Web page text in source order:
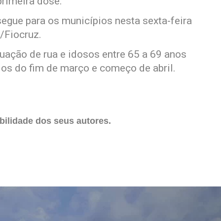
para os municípios nesta sexta-feira
Fiocruz.
de rua e idosos entre 65 a 69 anos
do fim de março e começo de abril.
dos seus autores.